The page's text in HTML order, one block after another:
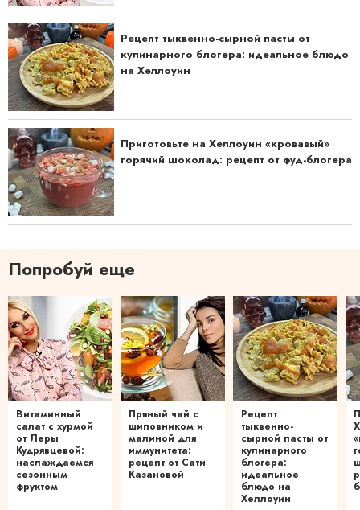
Рецепт тыквенно-сырной пасты от
кулинарного блогера: идеальное блюдо
на Хеллоуин
Приготовьте на Хеллоуин «кровавый»
горячий шоколад: рецепт от фуд-блогера
Попробуй еще
Витаминный
салат с хурмой
от Леры
Кудрявцевой:
наслаждаемся
сезонным
фруктом
Пряный чай с
шиповником и
малиной для
иммунитета:
рецепт от Сати
Казановой
Рецепт
тыквенно-
сырной пасты от
кулинарного
блогера:
идеальное
блюдо на
Хеллоуин